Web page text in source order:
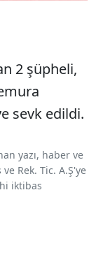
2 şüpheli,
sevk edildi.
yazı, haber ve
Rek. Tic. A.Ş'ye
iktibas